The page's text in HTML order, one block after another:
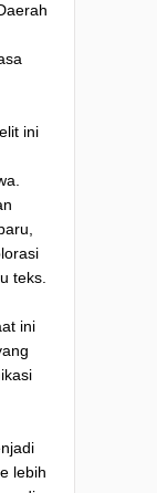
ini
teks.
ini
lebih